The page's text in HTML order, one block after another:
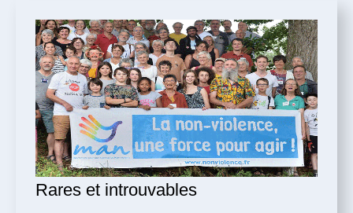
Rares et introuvables